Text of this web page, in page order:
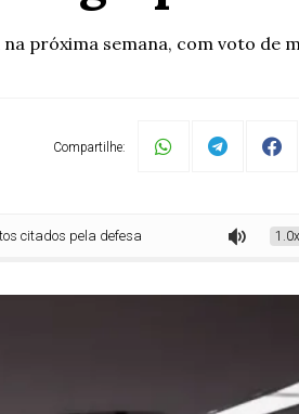
próxima semana, com voto de
Compartilhe:
pela defesa dos réus da trama golpista 1.0x